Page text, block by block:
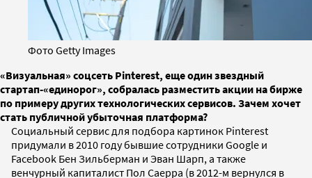
Фото Getty Images
«Визуальная» соцсеть Pinterest, еще один звездный
стартап-«единорог», собралась разместить акции на бирже
по примеру других технологических сервисов. Зачем хочет
стать публичной убыточная платформа?
Социальный сервис для подбора картинок Pinterest
придумали в 2010 году бывшие сотрудники Google и
Facebook Бен Зильберман и Эван Шарп, а также
венчурный капиталист Пол Саерра (в 2012-м вернулся в